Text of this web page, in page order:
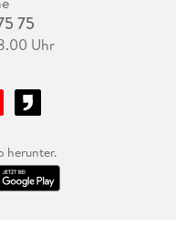
75
Uhr
herunter.